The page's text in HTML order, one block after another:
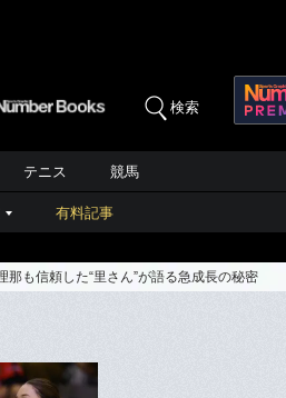
検索
テニス 競馬
有料記事
那も信頼した“里さん”が語る急成長の秘密